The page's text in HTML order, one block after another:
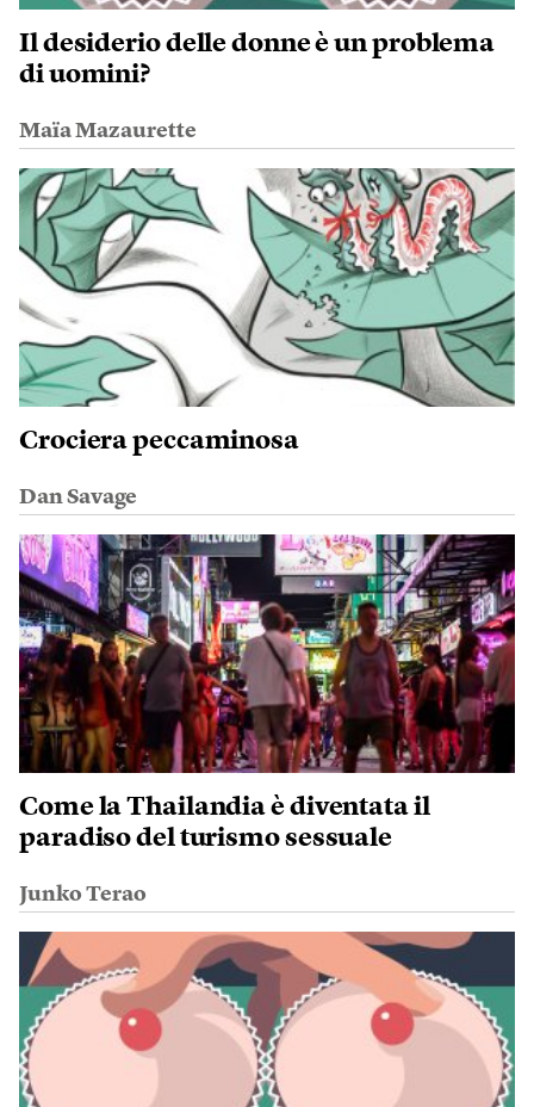
Il desiderio delle donne è un problema
di uomini?
Maïa Mazaurette
Crociera peccaminosa
Dan Savage
Come la Thailandia è diventata il
paradiso del turismo sessuale
Junko Terao